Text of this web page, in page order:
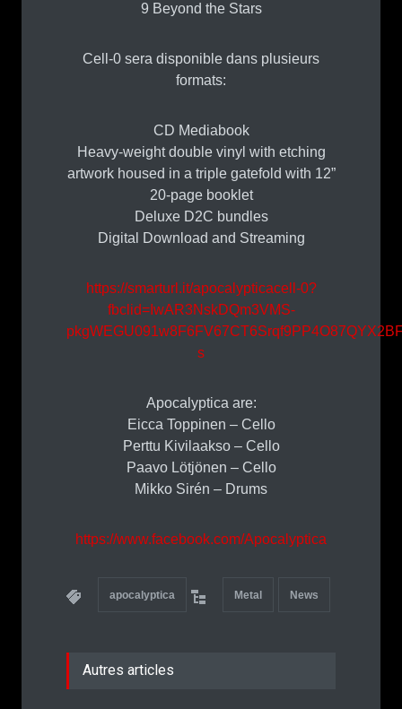
9 Beyond the Stars
Cell-0 sera disponible dans plusieurs
formats:
CD Mediabook
Heavy-weight double vinyl with etching
artwork housed in a triple gatefold with 12”
20-page booklet
Deluxe D2C bundles
Digital Download and Streaming
https://smarturl.it/apocalypticacell-0?
fbclid=IwAR3NskDQm3VMS-
s
Apocalyptica are:
Eicca Toppinen – Cello
Perttu Kivilaakso – Cello
Paavo Lötjönen – Cello
Mikko Sirén – Drums
https://www.facebook.com/Apocalyptica
apocalyptica Metal News
Autres articles